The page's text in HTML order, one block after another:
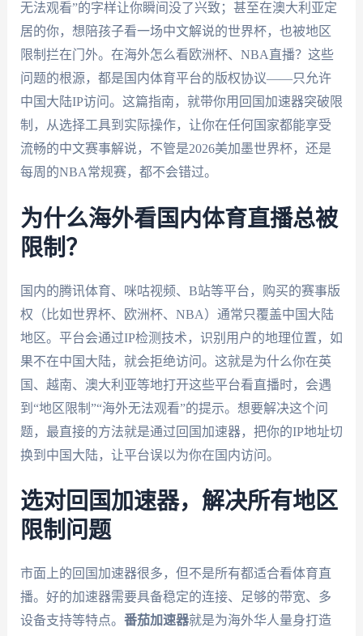
无法观看”的字样让你瞬间没了兴致；甚至在澳大利亚定
居的你，想陪孩子看一场中文解说的世界杯，也被地区
限制拦在门外。在海外怎么看欧洲杯、NBA直播？这些
问题的根源，都是国内体育平台的版权协议——只允许
中国大陆IP访问。这篇指南，就带你用回国加速器突破限
制，从选择工具到实际操作，让你在任何国家都能享受
流畅的中文赛事解说，不管是2026美加墨世界杯，还是
每周的NBA常规赛，都不会错过。
为什么海外看国内体育直播总被
限制？
国内的腾讯体育、咪咕视频、B站等平台，购买的赛事版
权（比如世界杯、欧洲杯、NBA）通常只覆盖中国大陆
地区。平台会通过IP检测技术，识别用户的地理位置，如
果不在中国大陆，就会拒绝访问。这就是为什么你在英
国、越南、澳大利亚等地打开这些平台看直播时，会遇
到“地区限制”“海外无法观看”的提示。想要解决这个问
题，最直接的方法就是通过回国加速器，把你的IP地址切
换到中国大陆，让平台误以为你在国内访问。
选对回国加速器，解决所有地区
限制问题
市面上的回国加速器很多，但不是所有都适合看体育直
播。好的加速器需要具备稳定的连接、足够的带宽、多
设备支持等特点。 番茄加速器就是为海外华人量身打造